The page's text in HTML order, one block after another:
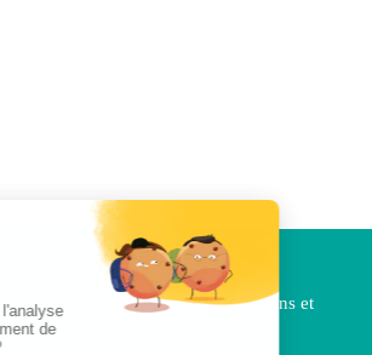
hypnothérapeutedepuis
vous reçoit dans ses cabinets à Orléans et
OU en visio.